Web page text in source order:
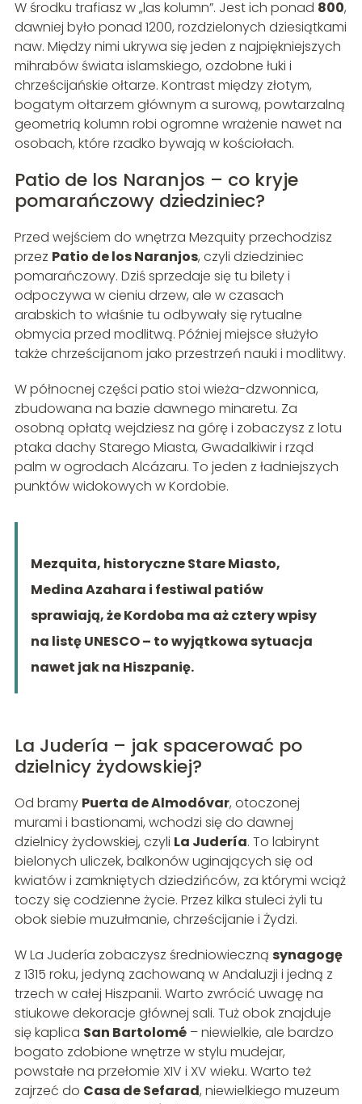
W środku trafiasz w „las kolumn”. Jest ich ponad 800,
dawniej było ponad 1200, rozdzielonych dziesiątkami
naw. Między nimi ukrywa się jeden z najpiękniejszych
mihrabów świata islamskiego, ozdobne łuki i
chrześcijańskie ołtarze. Kontrast między złotym,
bogatym ołtarzem głównym a surową, powtarzalną
geometrią kolumn robi ogromne wrażenie nawet na
osobach, które rzadko bywają w kościołach.
Patio de los Naranjos – co kryje
pomarańczowy dziedziniec?
Przed wejściem do wnętrza Mezquity przechodzisz
przez Patio de los Naranjos, czyli dziedziniec
pomarańczowy. Dziś sprzedaje się tu bilety i
odpoczywa w cieniu drzew, ale w czasach
arabskich to właśnie tu odbywały się rytualne
obmycia przed modlitwą. Później miejsce służyło
także chrześcijanom jako przestrzeń nauki i modlitwy.
W północnej części patio stoi wieża-dzwonnica,
zbudowana na bazie dawnego minaretu. Za
osobną opłatą wejdziesz na górę i zobaczysz z lotu
ptaka dachy Starego Miasta, Gwadalkiwir i rząd
palm w ogrodach Alcázaru. To jeden z ładniejszych
punktów widokowych w Kordobie.
Mezquita, historyczne Stare Miasto,
Medina Azahara i festiwal patiów
sprawiają, że Kordoba ma aż cztery wpisy
na listę UNESCO – to wyjątkowa sytuacja
nawet jak na Hiszpanię.
La Judería – jak spacerować po
dzielnicy żydowskiej?
Od bramy Puerta de Almodóvar, otoczonej
murami i bastionami, wchodzi się do dawnej
dzielnicy żydowskiej, czyli La Judería. To labirynt
bielonych uliczek, balkonów uginających się od
kwiatów i zamkniętych dziedzińców, za którymi wciąż
toczy się codzienne życie. Przez kilka stuleci żyli tu
obok siebie muzułmanie, chrześcijanie i Żydzi.
W La Judería zobaczysz średniowieczną synagogę
z 1315 roku, jedyną zachowaną w Andaluzji i jedną z
trzech w całej Hiszpanii. Warto zwrócić uwagę na
stiukowe dekoracje głównej sali. Tuż obok znajduje
się kaplica San Bartolomé– niewielkie, ale bardzo
bogato zdobione wnętrze w stylu mudejar,
powstałe na przełomie XIV i XV wieku. Warto też
zajrzeć do Casa de Sefarad, niewielkiego muzeum